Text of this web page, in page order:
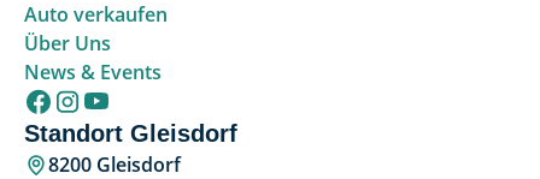
Auto verkaufen
Über Uns
News & Events
Standort Gleisdorf
8200 Gleisdorf